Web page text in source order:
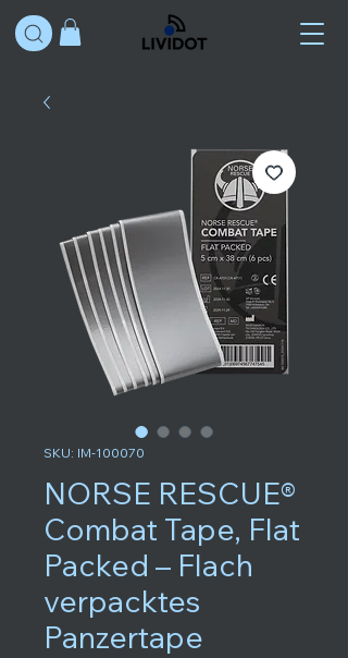
SKU: IM-100070
NORSE RESCUE®
Combat Tape, Flat
Packed – Flach
verpacktes
Panzertape